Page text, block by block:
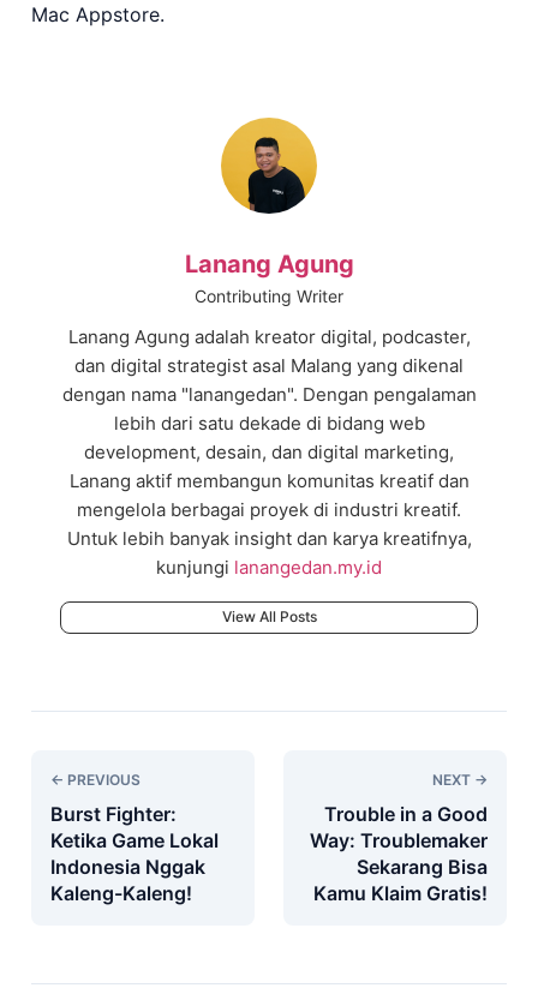
Mac Appstore.
Lanang Agung
Contributing Writer
Lanang Agung adalah kreator digital, podcaster,
dan digital strategist asal Malang yang dikenal
dengan nama "lanangedan". Dengan pengalaman
lebih dari satu dekade di bidang web
development, desain, dan digital marketing,
Lanang aktif membangun komunitas kreatif dan
mengelola berbagai proyek di industri kreatif.
Untuk lebih banyak insight dan karya kreatifnya,
kunjungi lanangedan.my.id
View All Posts
← PREVIOUS
Burst Fighter:
Ketika Game Lokal
Indonesia Nggak
Kaleng-Kaleng!
NEXT →
Trouble in a Good
Way: Troublemaker
Sekarang Bisa
Kamu Klaim Gratis!